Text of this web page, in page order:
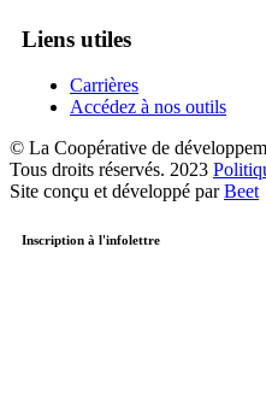
Liens utiles
Carrières
Accédez à nos outils
© La Coopérative de
Tous droits réservés. 2023
Site conçu et développé parBeet
Inscription à l'infolettre